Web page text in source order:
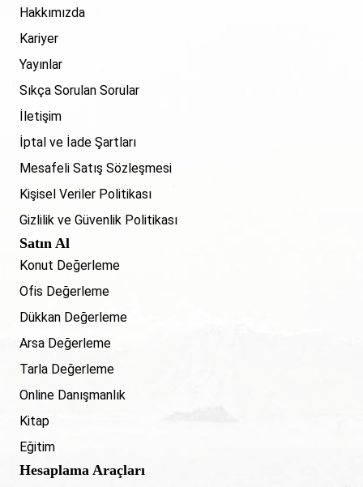
Hakkımızda
Kariyer
Yayınlar
Sıkça Sorulan Sorular
İletişim
İptal ve İade Şartları
Mesafeli Satış Sözleşmesi
Kişisel Veriler Politikası
Gizlilik ve Güvenlik Politikası
Satın Al
Konut Değerleme
Ofis Değerleme
Dükkan Değerleme
Arsa Değerleme
Tarla Değerleme
Online Danışmanlık
Kitap
Eğitim
Hesaplama Araçları